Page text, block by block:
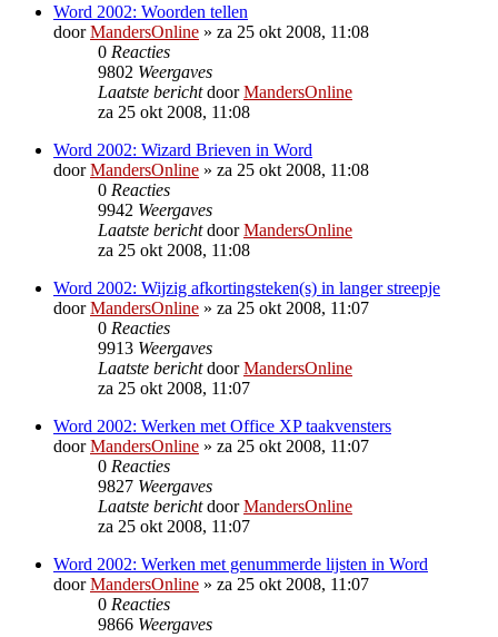
Word 2002: Woorden tellen
doorMandersOnline » za 25 okt 2008, 11:08
0 Reacties
9802 Weergaves
Laatste berichtdoorMandersOnline
za 25 okt 2008, 11:08
Word 2002: Wizard Brieven in Word
doorMandersOnline » za 25 okt 2008, 11:08
0 Reacties
9942 Weergaves
Laatste berichtdoorMandersOnline
za 25 okt 2008, 11:08
Word 2002: Wijzig afkortingsteken(s) in langer streepje
doorMandersOnline » za 25 okt 2008, 11:07
0 Reacties
9913 Weergaves
Laatste berichtdoorMandersOnline
za 25 okt 2008, 11:07
Word 2002: Werken met Office XP taakvensters
doorMandersOnline » za 25 okt 2008, 11:07
0 Reacties
9827 Weergaves
Laatste berichtdoorMandersOnline
za 25 okt 2008, 11:07
Word 2002: Werken met genummerde lijsten in Word
doorMandersOnline » za 25 okt 2008, 11:07
0 Reacties
9866 Weergaves